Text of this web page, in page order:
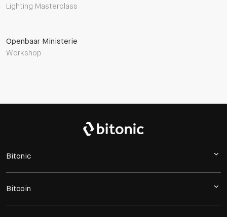
Lighting Masterclass
Openbaar Ministerie
Workshop
Bitonic
Bitcoin